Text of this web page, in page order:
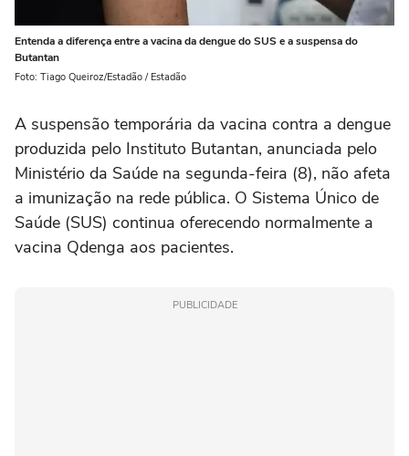
Entenda a diferença entre a vacina da dengue do SUS e a suspensa do
Butantan
Foto: Tiago Queiroz/Estadão / Estadão
A suspensão temporária da vacina contra a dengue
produzida pelo Instituto Butantan, anunciada pelo
Ministério da Saúde na segunda-feira (8), não afeta
a imunização na rede pública. O Sistema Único de
Saúde (SUS) continua oferecendo normalmente a
vacina Qdenga aos pacientes.
PUBLICIDADE